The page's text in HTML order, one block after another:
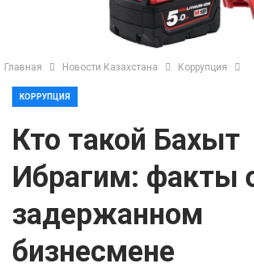
Главная Новости Казахстана Коррупция
КОРРУПЦИЯ
Кто такой Бахыт
Ибрагим: факты
задержанном
бизнесмене